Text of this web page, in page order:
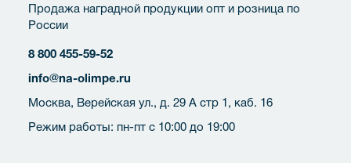
Продажа наградной продукции опт и розница по
России
8 800 455-59-52
info@na-olimpe.ru
Москва, Верейская ул., д. 29 А стр 1, каб. 16
Режим работы: пн-пт с 10:00 до 19:00